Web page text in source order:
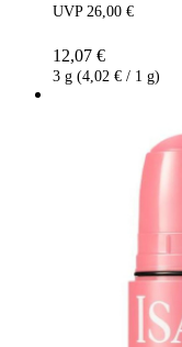
UVP 26,00 €
12,07 €
3 g (4,02 € / 1 g)